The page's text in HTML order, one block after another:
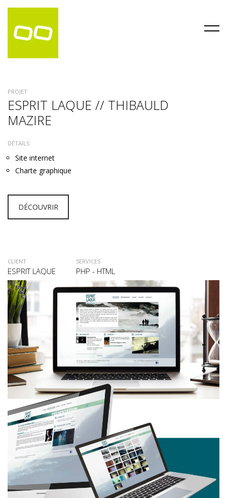
PROJET
ESPRIT LAQUE // THIBAULD
MAZIRE
DÉTAILS
Site internet
Charte graphique
DÉCOUVRIR
CLIENT
ESPRIT LAQUE
SERVICES
PHP - HTML